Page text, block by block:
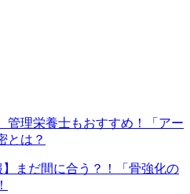
管理栄養士もおすすめ！「アー
とは？
】まだ間に合う？！「骨強化の